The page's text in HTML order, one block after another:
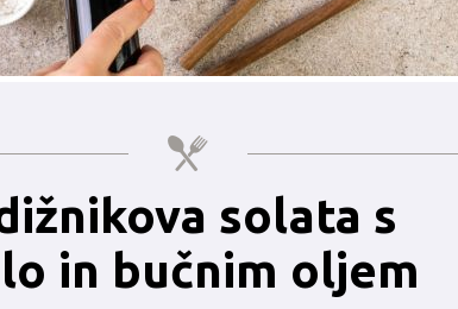
solata s
in bučnim oljem